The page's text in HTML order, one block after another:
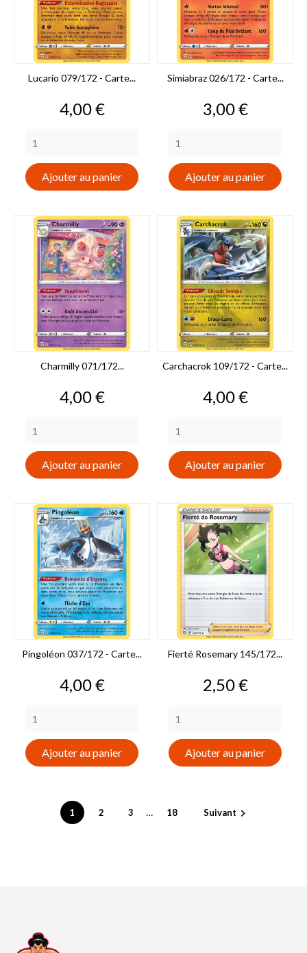
Lucario 079/172 - Carte...
Prix
4,00 €
Ajouter au panier
Simiabraz 026/172 - Carte...
Prix
3,00 €
Ajouter au panier
Charmilly 071/172...
Prix
4,00 €
Ajouter au panier
Carchacrok 109/172 - Carte...
Prix
4,00 €
Ajouter au panier
Pingoléon 037/172 - Carte...
Prix
4,00 €
Ajouter au panier
Fierté Rosemary 145/172...
Prix
2,50 €
Ajouter au panier
1 2 3 … 18 Suivant 